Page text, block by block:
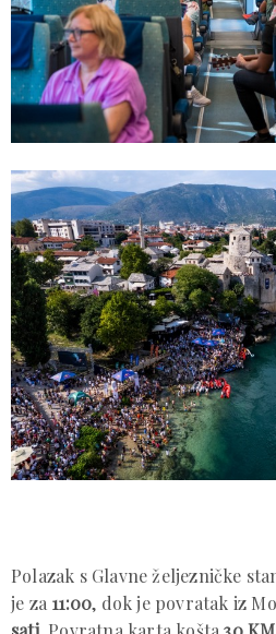
Polazak s Glavne željezničke
je za 11:00, dok je povratak iz